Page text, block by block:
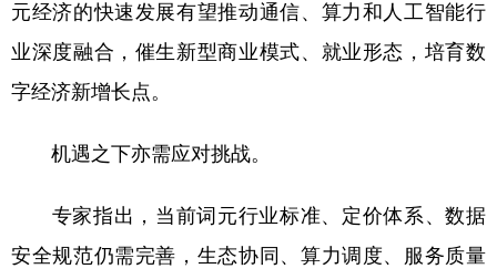
元经济的快速发展有望推动通信、算力和人工智能行
业深度融合，催生新型商业模式、就业形态，培育数
字经济新增长点。
机遇之下亦需应对挑战。
专家指出，当前词元行业标准、定价体系、数据
安全规范仍需完善，生态协同、算力调度、服务质量